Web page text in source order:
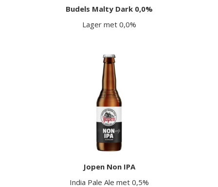
Budels Malty Dark 0,0%
Lager met 0,0%
Jopen Non IPA
India Pale Ale met 0,5%